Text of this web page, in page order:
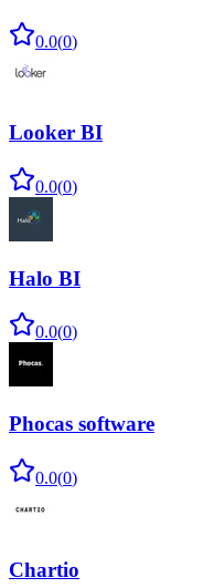
0.0(0)
Looker BI
0.0(0)
Halo BI
0.0(0)
Phocas software
0.0(0)
Chartio